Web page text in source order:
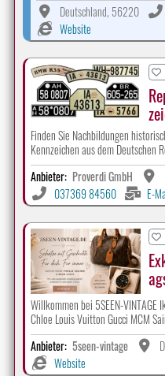
Deutschland, 56220
Website
Finden Sie Nachbildungen
Kennzeichen aus dem Deutschen
Anbieter: Proverdi GmbH
037369 84560
E-
Willkommen bei 5SEEN-
Chloe Louis Vuitton Gucci MCM
Anbieter: 5seen-vintage
Website